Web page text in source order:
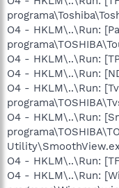
O4 - HKLM\..\Run:
O4 - HKLM\..\Run:
O4 - HKLM\..\Run:
O4 - HKLM\..\Run:
O4 - HKLM\..\Run:
O4 - HKLM\..\Run:
O4 - HKLM\..\Run: